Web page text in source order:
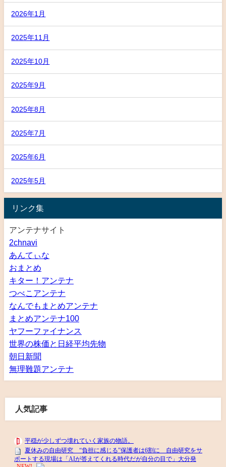
2026年1月
2025年11月
2025年10月
2025年9月
2025年8月
2025年7月
2025年6月
2025年5月
リンク集
アンテナサイト
2chnavi
あんてぃな
おまとめ
キター！アンテナ
つべこアンテナ
なんでもまとめアンテナ
まとめアンテナ100
ヤフーファイナンス
世界の株価と日経平均先物
朝日新聞
無理難題アンテナ
人気記事